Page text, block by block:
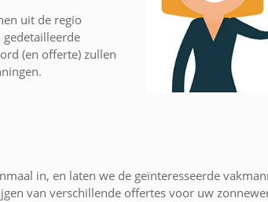
uit de regio
(en offerte) zullen
in, en laten we de geïnteresseerde
van verschillende offertes voor uw